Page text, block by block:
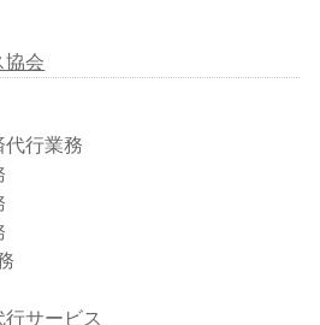
協会
代行業務
サービス